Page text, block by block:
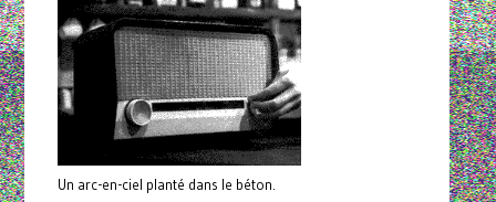
Un arc-en-ciel planté dans le béton.